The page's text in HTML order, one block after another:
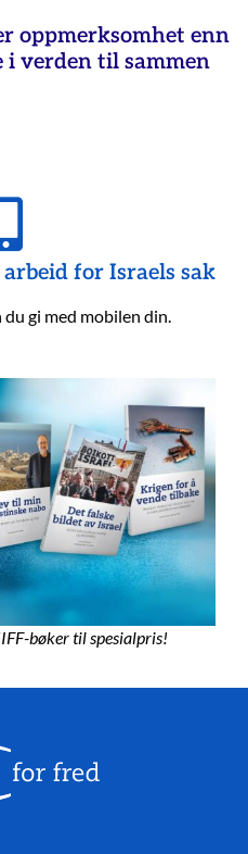
oppmerksomhet enn
i verden til sammen
for Israels sak
gi med mobilen din.
bøker til spesialpris!